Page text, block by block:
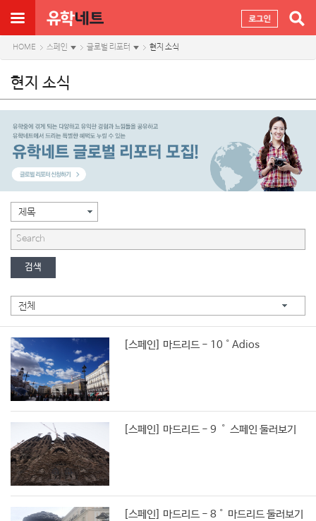
HOME 스페인 글로벌 리포터 현지 소식
현지 소식
제목
검색
전체
[스페인] 마드리드 - 10˚Adios
[스페인] 마드리드 - 9 ˚ 스페인 둘러보기
[스페인] 마드리드 - 8˚ 마드리드 둘러보기